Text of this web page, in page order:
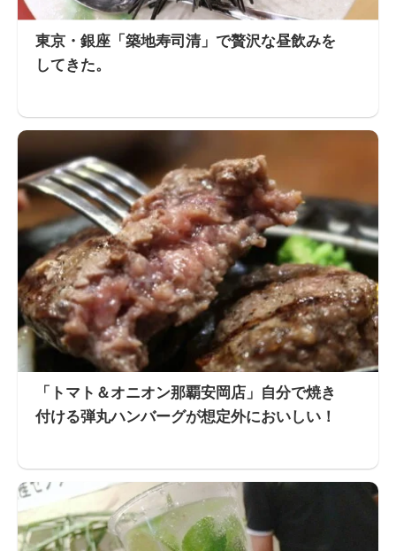
東京・銀座「築地寿司清」で贅沢な昼飲みを
してきた。
「トマト＆オニオン那覇安岡店」自分で焼き
付ける弾丸ハンバーグが想定外においしい！